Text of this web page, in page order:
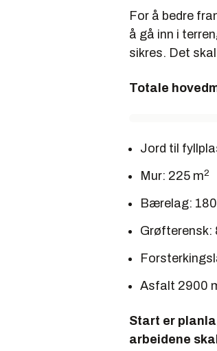
For å bedre
å gå inn i
sikres. Det
Totale
Jord til
Mur: 225 m2
Bærelag:
Grøfterensk:
Asfalt 2900
Start er
arbeidene